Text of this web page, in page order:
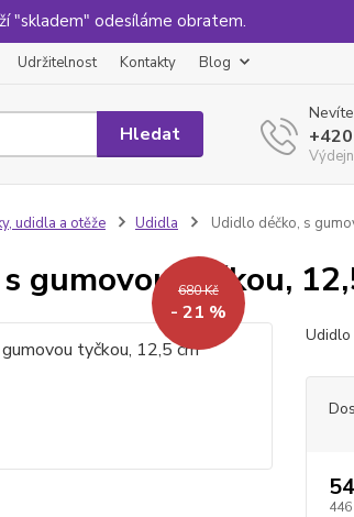
"skladem" odesíláme obratem.
Udržitelnost Kontakty Blog
Hledat
udidla a otěže Udidla Udidlo déčko, s
gumovou tyčkou,
680 Kč
- 21 %
446